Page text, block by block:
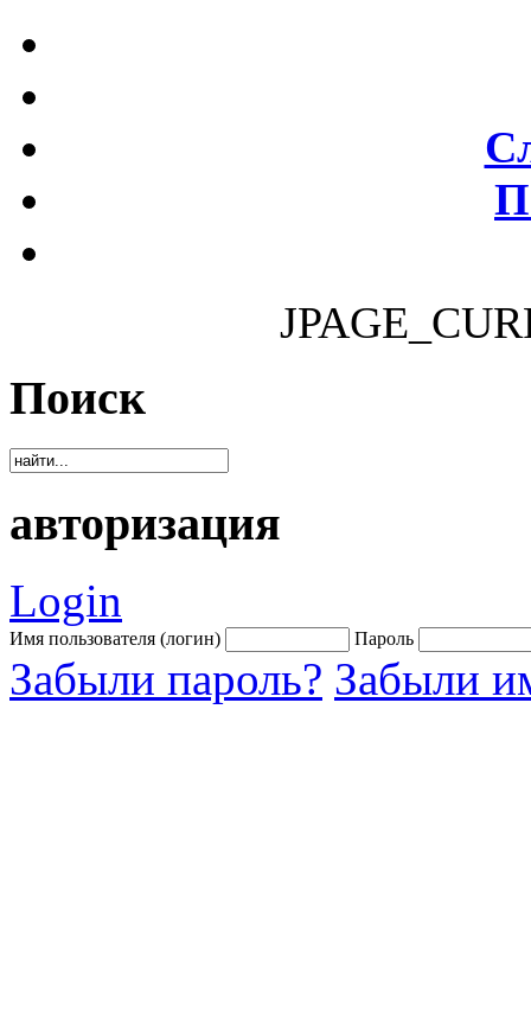
Поиск
авторизация
Login
Имя пользователя (логин) Пароль
Забыли пароль? Забыли